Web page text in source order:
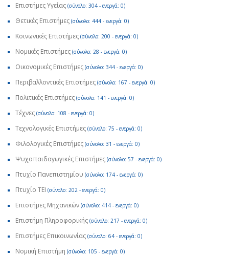
Επιστήμες Υγείας (σύνολο: 304 - ενεργά: 0)
Θετικές Επιστήμες (σύνολο: 444 - ενεργά: 0)
Κοινωνικές Επιστήμες (σύνολο: 200 - ενεργά: 0)
Νομικές Επιστήμες (σύνολο: 28 - ενεργά: 0)
Οικονομικές Επιστήμες (σύνολο: 344 - ενεργά: 0)
Περιβαλλοντικές Επιστήμες (σύνολο: 167 - ενεργά: 0)
Πολιτικές Επιστήμες (σύνολο: 141 - ενεργά: 0)
Τέχνες (σύνολο: 108 - ενεργά: 0)
Τεχνολογικές Επιστήμες (σύνολο: 75 - ενεργά: 0)
Φιλολογικές Επιστήμες (σύνολο: 31 - ενεργά: 0)
Ψυχοπαιδαγωγικές Επιστήμες (σύνολο: 57 - ενεργά: 0)
Πτυχίο Πανεπιστημίου (σύνολο: 174 - ενεργά: 0)
Πτυχίο ΤΕΙ (σύνολο: 202 - ενεργά: 0)
Επιστήμες Μηχανικών (σύνολο: 414 - ενεργά: 0)
Επιστήμη Πληροφορικής (σύνολο: 217 - ενεργά: 0)
Επιστήμες Επικοινωνίας (σύνολο: 64 - ενεργά: 0)
Νομική Επιστήμη (σύνολο: 105 - ενεργά: 0)